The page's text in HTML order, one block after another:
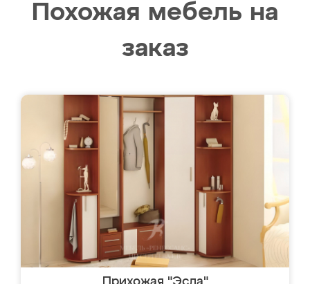
Похожая мебель на
заказ